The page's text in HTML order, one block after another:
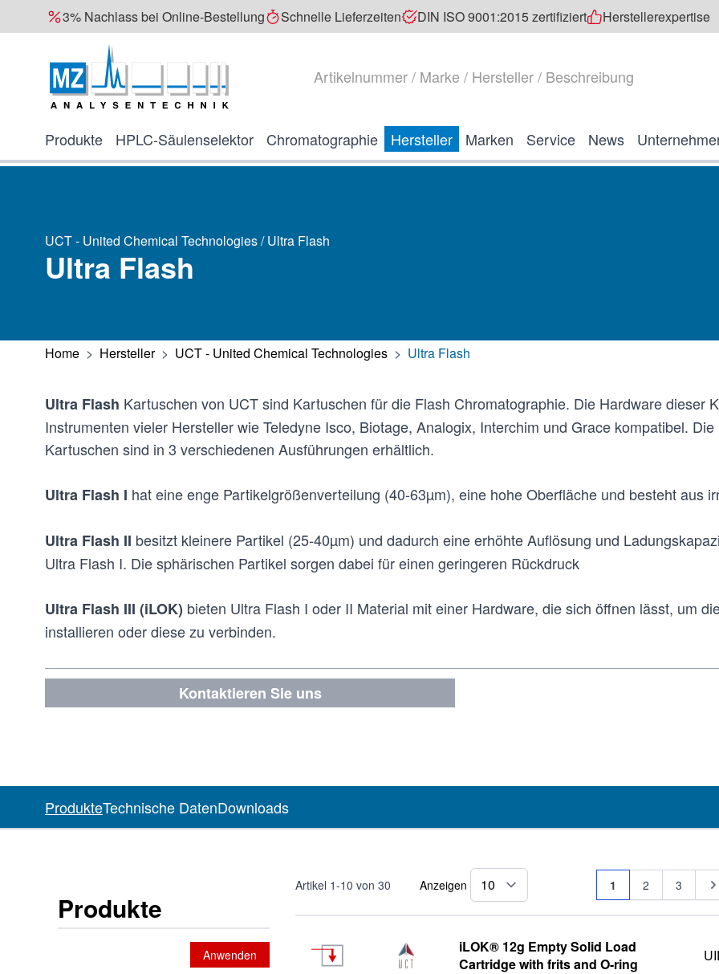
3% Nachlass bei Online-Bestellung Schnelle Lieferzeiten DIN ISO 9001:2015 zertifiziert Herstellerexpertise
Suche
Produkte HPLC-Säulenselektor Chromatographie Hersteller Marken Service News
UCT - United Chemical Technologies / Ultra Flash
Ultra Flash
Home > Hersteller > UCT - United Chemical Technologies > Ultra Flash
Ultra Flash Kartuschen von UCT sind Kartuschen für die Flash Chromatographie. Die Hardware dieser
Instrumenten vieler Hersteller wie Teledyne Isco, Biotage, Analogix, Interchim und Grace kompatibel. Die
Kartuschen sind in 3 verschiedenen Ausführungen erhältlich.
Ultra Flash I hat eine enge Partikelgrößenverteilung (40-63µm), eine hohe Oberfläche und besteht aus
Ultra Flash II besitzt kleinere Partikel (25-40µm) und dadurch eine erhöhte Auflösung und
Ultra Flash I. Die sphärischen Partikel sorgen dabei für einen geringeren Rückdruck
Ultra Flash III (iLOK) bieten Ultra Flash I oder II Material mit einer Hardware, die sich öffnen lässt, um
installieren oder diese zu verbinden.
Kontaktieren Sie uns
ProdukteTechnische DatenDownloads
Produkte
Anwenden
Artikel 1-10 von 30 Seite
Sie lesen gerade
1 Seite
2 Seite
3
Anzeigen
pro Seite
iLOK® 12g Empty Solid Load
Cartridge with frits and O-ring